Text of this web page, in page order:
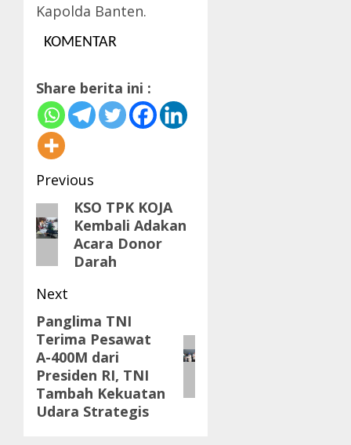
Kapolda Banten.
KOMENTAR
Share berita ini :
Post
navigation
Previous
Previous
post:
KSO TPK KOJA
Kembali Adakan
Acara Donor
Darah
Next
Next
post:
Panglima TNI
Terima Pesawat
A-400M dari
Presiden RI, TNI
Tambah Kekuatan
Udara Strategis